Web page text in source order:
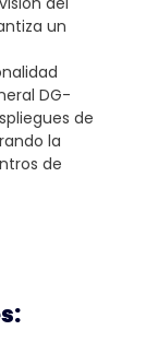
un
DG-
de
la
de